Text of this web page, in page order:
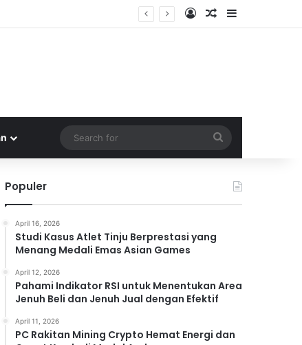
Log InRandom Article
Sidebar
for
Populer
April 16, 2026
Studi Kasus Atlet Tinju Berprestasi yang
Menang Medali Emas Asian Games
April 12, 2026
Pahami Indikator RSI untuk Menentukan Area
Jenuh Beli dan Jenuh Jual dengan Efektif
April 11, 2026
PC Rakitan Mining Crypto Hemat Energi dan